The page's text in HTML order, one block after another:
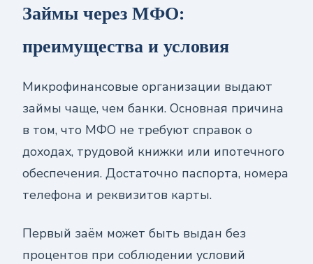
Займы через МФО:
преимущества и условия
Микрофинансовые организации выдают
займы чаще, чем банки. Основная причина
в том, что МФО не требуют справок о
доходах, трудовой книжки или ипотечного
обеспечения. Достаточно паспорта, номера
телефона и реквизитов карты.
Первый заём может быть выдан без
процентов при соблюдении условий